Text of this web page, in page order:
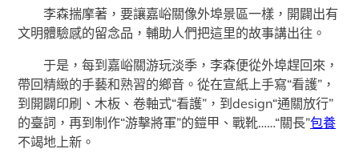
李森揣摩著，要讓嘉峪關像外埠景區一樣，開闢出有
文明體驗感的留念品，輔助人們把這里的故事講出往。
于是，每到嘉峪關游玩淡季，李森便從外埠趕回來，
帶回精緻的手藝和熟習的鄉音。從在宣紙上手寫“看護”，
到開闢印刷、木板、卷軸式“看護”，到design“通關放行”
的臺詞，再到制作“游擊將軍”的鎧甲、戰靴……“關長”包養
不竭地上新。